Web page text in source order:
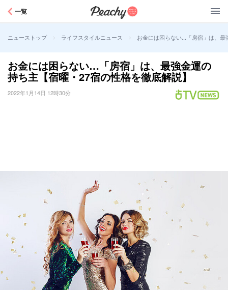
一覧
ニューストップ > ライフスタイルニュース > お金には困らない…「房宿」は、
お金には困らない…「房宿」は、最強金運の
持ち主【宿曜・27宿の性格を徹底解説】
2022年1月14日 12時30分